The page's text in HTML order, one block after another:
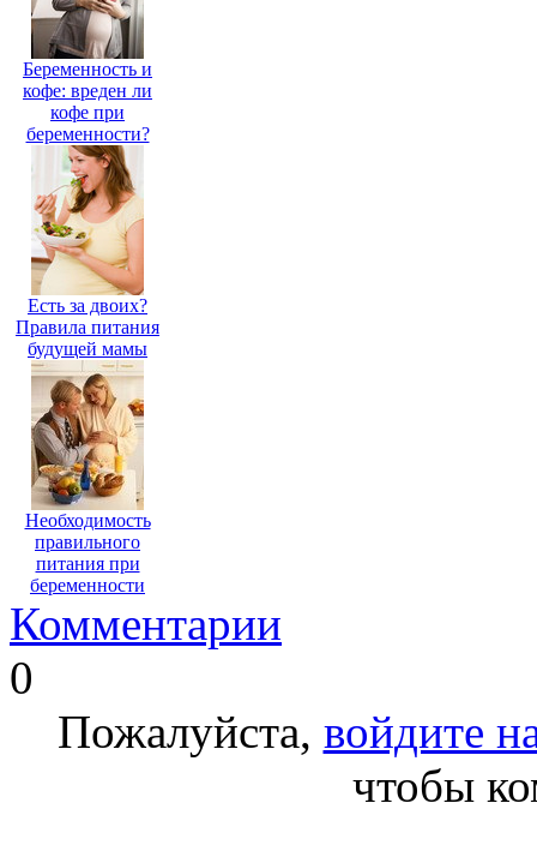
Беременность и
кофе: вреден ли
кофе при
беременности?
Есть за двоих?
Правила питания
будущей мамы
Необходимость
правильного
питания при
беременности
Комментарии
0
Пожалуйста, войдите
чтобы